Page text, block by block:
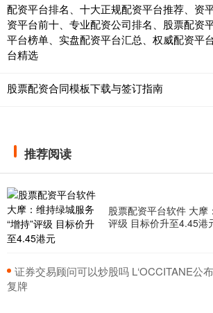
配资平台排名、十大正规配资平台推荐、资
资平台前十、专业配资公司排名、股票配资
平台榜单、实盘配资平台汇总、权威配资平
台精选
股票配资合同模板下载与签订指南
推荐阅读
股票配资平台软件 大摩
评级 目标价升至4.45港
证券交易顾问可以炒股吗 L‘OCCITANE公
复牌